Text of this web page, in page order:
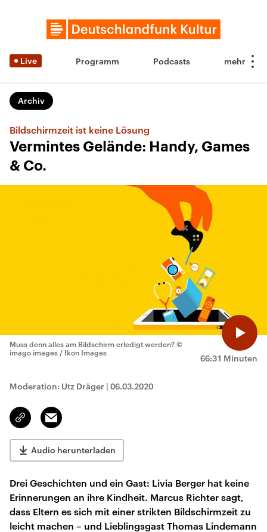
Live Programm Podcasts
Archiv
Bildschirmzeit ist keine Lösung
Vermintes Gelände: Handy, Games
& Co.
66:31 Minuten
Muss denn alles am Bildschirm erledigt werden? ©
imago images / Ikon Images
Moderation: Utz Dräger | 06.03.2020
Link
kopieren/teilen
Email
Audio herunterladen
Drei Geschichten und ein Gast: Livia Berger hat keine
Erinnerungen an ihre Kindheit. Marcus Richter sagt,
dass Eltern es sich mit einer strikten Bildschirmzeit zu
leicht machen – und Lieblingsgast Thomas Lindemann